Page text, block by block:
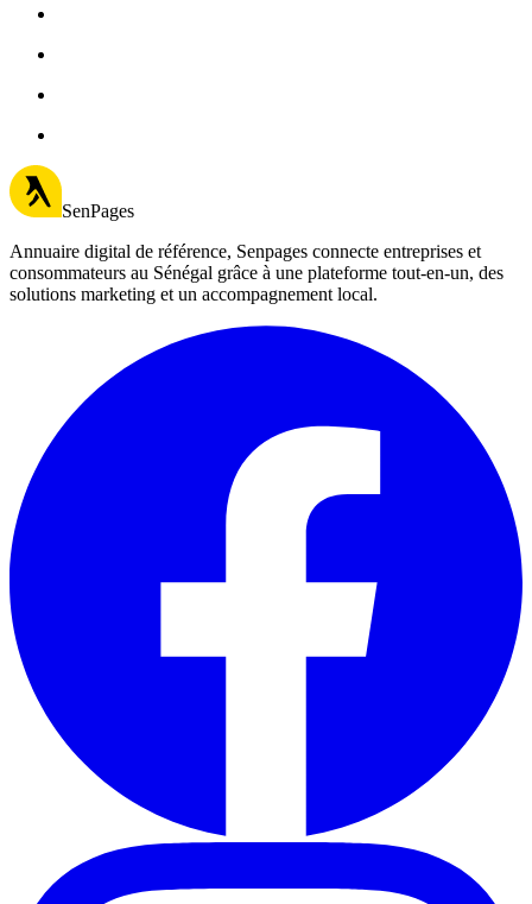
SenPages
Annuaire digital de référence, Senpages connecte entreprises et
consommateurs au Sénégal grâce à une plateforme tout-en-un, des
solutions marketing et un accompagnement local.